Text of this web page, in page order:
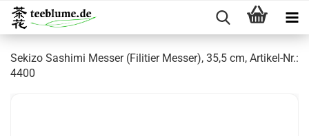
Sekizo Sashimi Messer (Filitier Messer), 35,5 cm, Artikel-Nr.:
4400